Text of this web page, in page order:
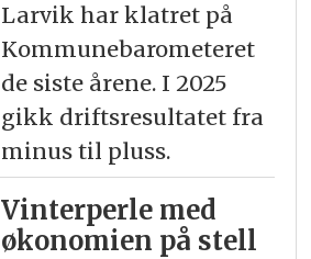
Larvik har klatret på
Kommunebarometeret
de siste årene. I 2025
gikk driftsresultatet fra
minus til pluss.
Vinterperle med
økonomien på stell